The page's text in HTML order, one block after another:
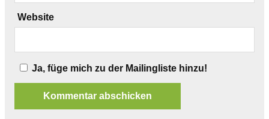
Website
Ja, füge mich zu der Mailingliste hinzu!